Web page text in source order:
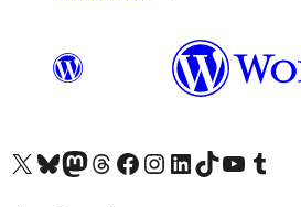
आमच्या X (एक्स) (पूर्वीचे ट्विटर) खात्याला भेट द्या आमच्या ब्लूस्की खात्याला भेट द्या.आमच्या Mastodon खात्याला भेट द्या.आमच्या थ्रेड्स खात्याला भेट द्या. आमच्या फेसबुक पेजला भेट द्या आमच्या इंस्टाग्राम खात्याला भेट द्या आमच्या लिंक्डइन खात्याला भेट द्या आमच्या टिकटॉक अकाउंटला भेट द्या.आमच्या यूट्यूब चॅनेलला भेट द्या आमच्या टंबलर खात्याला भेट द्या.